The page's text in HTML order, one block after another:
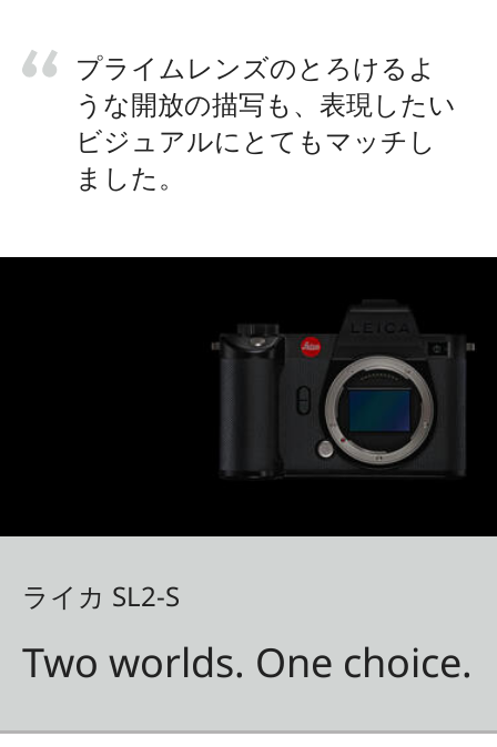
プライムレンズのとろけるよ
うな開放の描写も、表現したい
ビジュアルにとてもマッチし
ました。
ライカ SL2-S
Two worlds. One choice.